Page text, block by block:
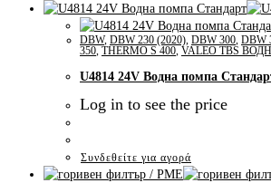
DBW, DBW 230 (2020), DBW 300, DBW
350, THERMO S 400, VALEO TBS
U4814 24V Водна помпа
Log in to see the price
Συνδεθείτε για αγορά